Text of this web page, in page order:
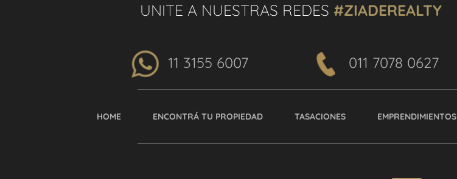
UNITE A NUESTRAS REDES #ZIADEREALTY
11 3155 6007 011 7078 0627
HOME ENCONTRÁ TU PROPIEDAD TASACIONES EMPRENDIMIENTOS